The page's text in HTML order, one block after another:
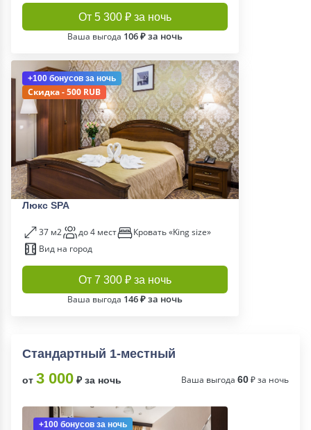
От 5 300 ₽ за ночь
Ваша выгода 106 ₽ за ночь
+100 бонусов за ночь
Скидка - 500 RUB
Люкс SPA
37 м2 до 4 мест
Кровать «King size»
Вид на город
От 7 300 ₽ за ночь
Ваша выгода 146 ₽ за ночь
Стандартный 1-местный
от 3 000 ₽ за ночь Ваша выгода 60₽ за ночь
+100 бонусов за ночь